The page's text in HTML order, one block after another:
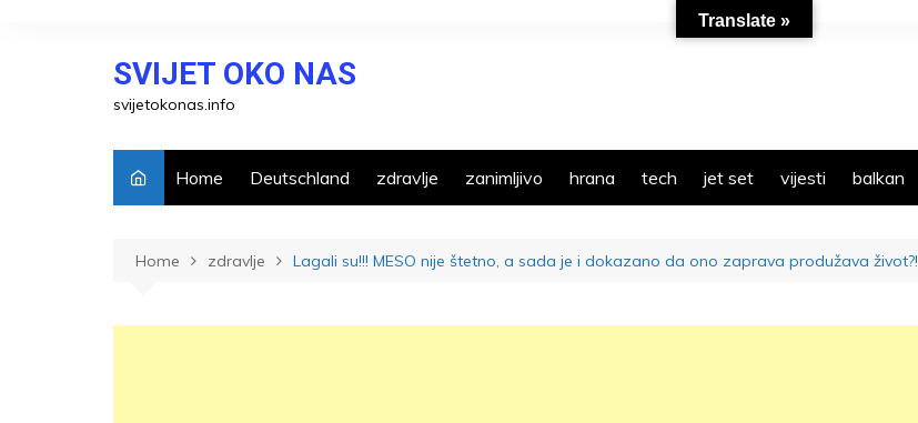
SVIJET OKO NAS
svijetokonas.info
Home Deutschland zdravlje zanimljivo hrana tech jet set vijesti balkan
Home zdravlje Lagali su!!! MESO nije štetno, a sada je i dokazano da ono zaprava produžava život?!
Translate »